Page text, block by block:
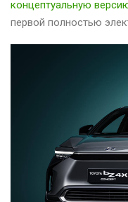
концептуальную
первой полностью